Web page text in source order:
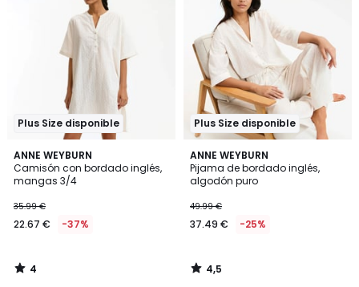
Plus Size disponible
ANNE WEYBURN
Camisón con bordado inglés,
mangas 3/4
35.99 €
22.67 € -37%
4
/
5
4
/
Plus Size disponible
ANNE WEYBURN
Pijama de bordado inglés,
algodón puro
49.99 €
37.49 € -25%
4,5
/ 5
4,5
/